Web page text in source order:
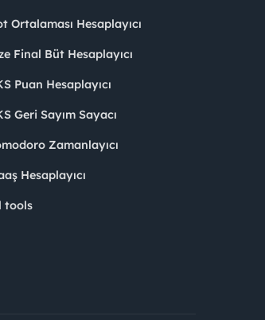
Ortalaması Hesaplayıcı
Final Büt Hesaplayıcı
Puan Hesaplayıcı
Geri Sayım Sayacı
Zamanlayıcı
Hesaplayıcı
tools